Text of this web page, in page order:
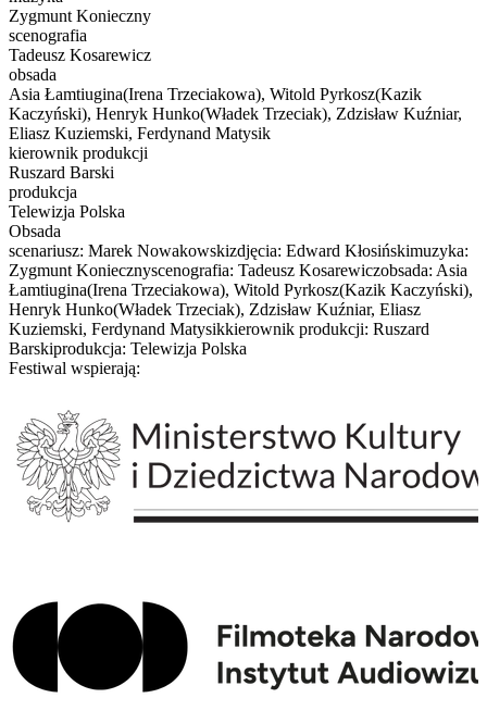
Zygmunt Konieczny
scenografia
Tadeusz Kosarewicz
obsada
Asia Łamtiugina(Irena Trzeciakowa), Witold Pyrkosz(Kazik
Kaczyński), Henryk Hunko(Władek Trzeciak), Zdzisław Kuźniar,
Eliasz Kuziemski, Ferdynand Matysik
kierownik produkcji
Ruszard Barski
produkcja
Telewizja Polska
Obsada
scenariusz: Marek Nowakowskizdjęcia: Edward Kłosińskimuzyka:
Zygmunt Koniecznyscenografia: Tadeusz Kosarewiczobsada: Asia
Łamtiugina(Irena Trzeciakowa), Witold Pyrkosz(Kazik Kaczyński),
Henryk Hunko(Władek Trzeciak), Zdzisław Kuźniar, Eliasz
Kuziemski, Ferdynand Matysikkierownik produkcji: Ruszard
Barskiprodukcja: Telewizja Polska
Festiwal wspierają: